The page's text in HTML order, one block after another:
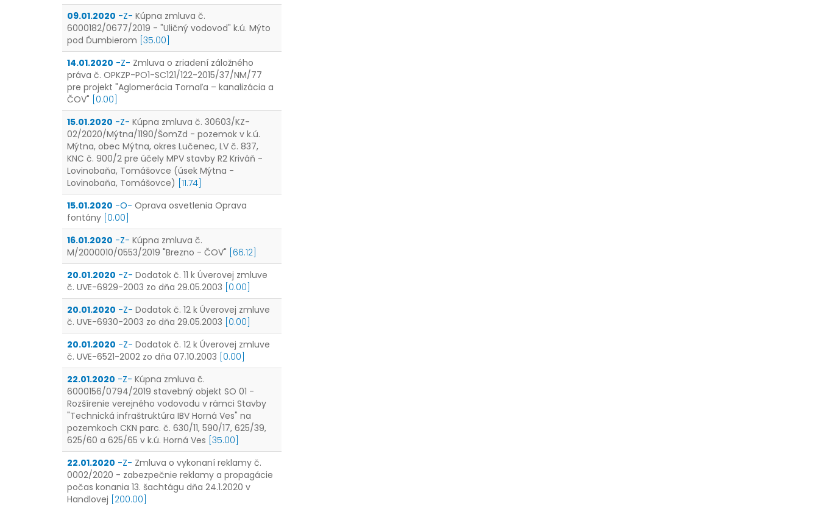
09.01.2020 -Z- Kúpna zmluva č.
6000182/0677/2019 - "Uličný vodovod" k.ú. Mýto
pod Ďumbierom [35.00]
14.01.2020 -Z- Zmluva o zriadení záložného
práva č. OPKZP-PO1-SC121/122-2015/37/NM/77
pre projekt "Aglomerácia Tornaľa – kanalizácia a
ČOV" [0.00]
15.01.2020 -Z- Kúpna zmluva č. 30603/KZ-
02/2020/Mýtna/1190/ŠomZd - pozemok v k.ú.
Mýtna, obec Mýtna, okres Lučenec, LV č. 837,
KNC č. 900/2 pre účely MPV stavby R2 Kriváň -
Lovinobaňa, Tomášovce (úsek Mýtna -
Lovinobaňa, Tomášovce) [11.74]
15.01.2020 -O- Oprava osvetlenia Oprava
fontány [0.00]
16.01.2020 -Z- Kúpna zmluva č.
M/2000010/0553/2019 "Brezno - ČOV" [66.12]
20.01.2020 -Z- Dodatok č. 11 k Úverovej zmluve
č. UVE-6929-2003 zo dňa 29.05.2003 [0.00]
20.01.2020 -Z- Dodatok č. 12 k Úverovej zmluve
č. UVE-6930-2003 zo dňa 29.05.2003 [0.00]
20.01.2020 -Z- Dodatok č. 12 k Úverovej zmluve
č. UVE-6521-2002 zo dňa 07.10.2003 [0.00]
22.01.2020 -Z- Kúpna zmluva č.
6000156/0794/2019 stavebný objekt SO 01 -
Rozšírenie verejného vodovodu v rámci Stavby
"Technická infraštruktúra IBV Horná Ves" na
pozemkoch CKN parc. č. 630/11, 590/17, 625/39,
625/60 a 625/65 v k.ú. Horná Ves [35.00]
22.01.2020 -Z- Zmluva o vykonaní reklamy č.
0002/2020 - zabezpečnie reklamy a propagácie
počas konania 13. šachtágu dňa 24.1.2020 v
Handlovej [200.00]